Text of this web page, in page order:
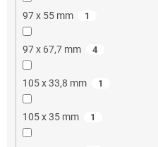
97 x 55 mm 1
97 x 67,7 mm 4
105 x 33,8 mm 1
105 x 35 mm 1